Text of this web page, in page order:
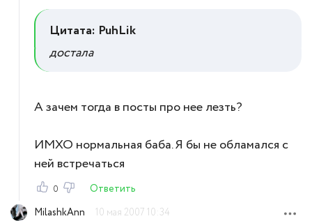
Цитата: PuhLik
достала
А зачем тогда в посты про нее лезть?
ИМХО нормальная баба. Я бы не обламался с
ней встречаться
0
Ответить
MilashkAnn
10 мая 2007 10:34